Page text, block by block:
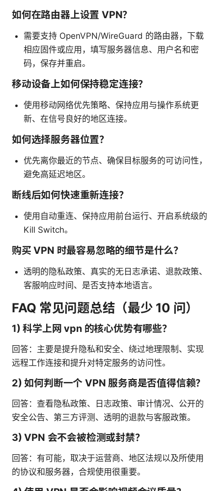
如何在路由器上设置 VPN？
需要支持 OpenVPN/WireGuard 的路由器，下载
相应固件或应用，填写服务器信息、用户名和密
码，保存并重启。
移动设备上如何保持稳定连接？
使用移动网络优先策略、保持应用与操作系统更
新、在信号良好的地区连接。
如何选择服务器位置？
优先离你最近的节点、确保目标服务的可访问性，
避免高延迟地区。
断线后如何快速重新连接？
使用自动重连、保持应用前台运行、开启系统级的
Kill Switch。
购买 VPN 时最容易忽略的细节是什么？
透明的隐私政策、真实的无日志承诺、退款政策、
客服响应时间、是否支持本地语言。
FAQ 常见问题总结（最少 10 问）
1) 科学上网 vpn 的核心优势有哪些？
回答：主要是提升隐私和安全、绕过地理限制、实现
远程工作连接和提升对特定服务的访问性。
2) 如何判断一个 VPN 服务商是否值得信赖？
回答：查看隐私政策、日志政策、审计情况、公开的
安全公告、第三方评测、透明的退款与客服政策。
3) VPN 会不会被检测或封禁？
回答：有可能，取决于运营商、地区法规以及所使用
的协议和服务器，合规使用很重要。